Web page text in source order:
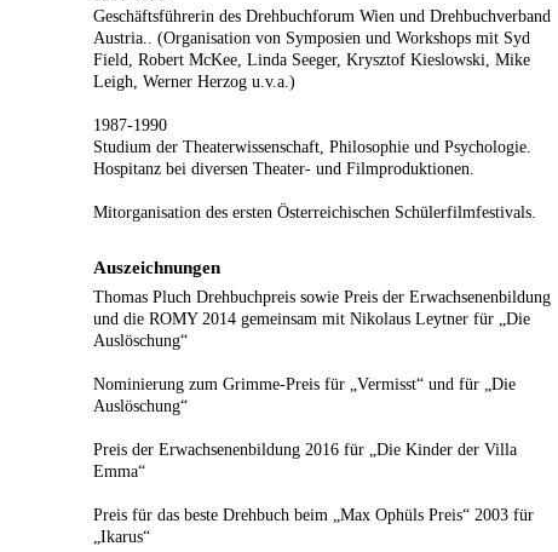
Geschäftsführerin des Drehbuchforum Wien und Drehbuchverband
Austria.. (Organisation von Symposien und Workshops mit Syd
Field, Robert McKee, Linda Seeger, Krysztof Kieslowski, Mike
Leigh, Werner Herzog u.v.a.)
1987-1990
Studium der Theaterwissenschaft, Philosophie und Psychologie.
Hospitanz bei diversen Theater- und Filmproduktionen.
Mitorganisation des ersten Österreichischen Schülerfilmfestivals.
Auszeichnungen
Thomas Pluch Drehbuchpreis sowie Preis der Erwachsenenbildung
und die ROMY 2014 gemeinsam mit Nikolaus Leytner für „Die
Auslöschung“
Nominierung zum Grimme-Preis für „Vermisst“ und für „Die
Auslöschung“
Preis der Erwachsenenbildung 2016 für „Die Kinder der Villa
Emma“
Preis für das beste Drehbuch beim „Max Ophüls Preis“ 2003 für
„Ikarus“